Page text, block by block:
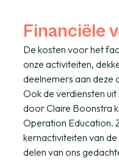
Financiële
De kosten voor het
onze activiteiten,
deelnemers aan deze
Ook de verdiensten
door Claire Boonstra
Operation Education.
kernactiviteiten van
delen van ons